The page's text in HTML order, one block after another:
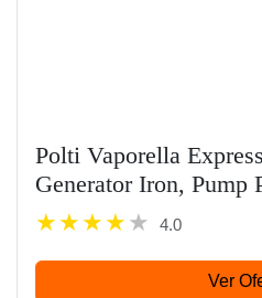
Polti Vaporella
Generator Iron, Pump
Bar, Power 2200 W,
Adjustment,...
4.0
Ver